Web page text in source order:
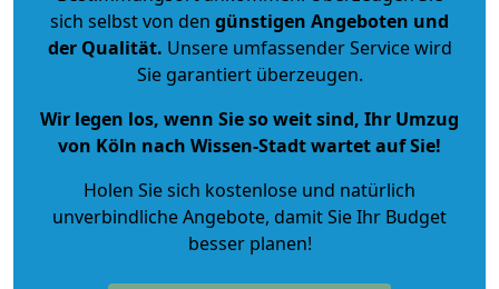
sich selbst von den günstigen Angeboten und
der Qualität. Unsere umfassender Service wird
Sie garantiert überzeugen.
Wir legen los, wenn Sie so weit sind, Ihr Umzug
von Köln nach Wissen-Stadt wartet auf Sie!
Holen Sie sich kostenlose und natürlich
unverbindliche Angebote, damit Sie Ihr Budget
besser planen!